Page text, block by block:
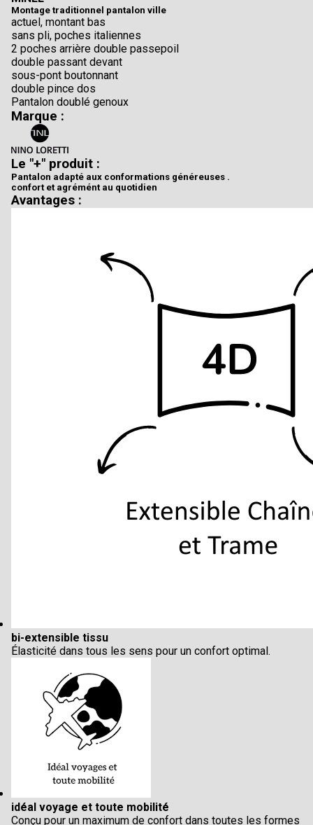
Montage traditionnel pantalon ville
actuel, montant bas
sans pli, poches italiennes
2 poches arrière double passepoil
double passant devant
sous-pont boutonnant
double pince dos
Pantalon doublé genoux
Marque :
Le "+" produit :
Pantalon adapté aux conformations généreuses .
confort et agrémént au quotidien
Avantages :
bi-extensible tissu
Élasticité dans tous les sens pour un confort optimal.
idéal voyage et toute mobilité
Conçu pour un maximum de confort dans toutes les formes